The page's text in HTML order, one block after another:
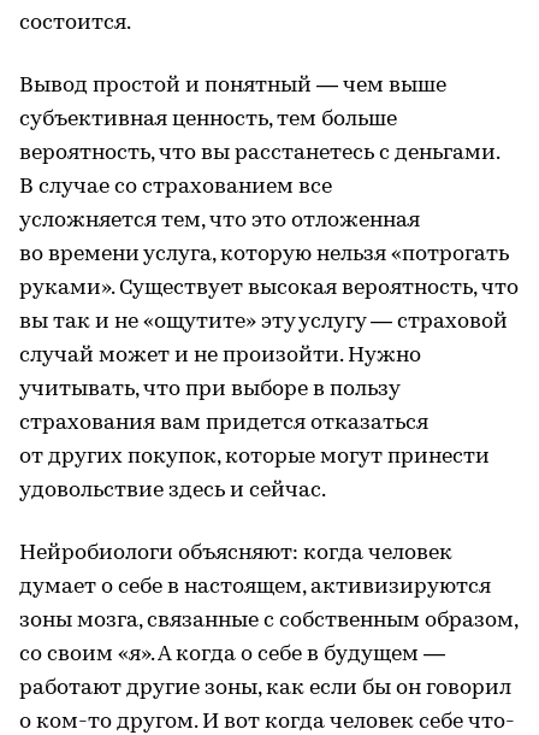
состоится.
Вывод простой и понятный — чем выше
субъективная ценность, тем больше
вероятность, что вы расстанетесь с деньгами.
В случае со страхованием все
усложняется тем, что это отложенная
во времени услуга, которую нельзя «потрогать
руками». Существует высокая вероятность, что
вы так и не «ощутите» эту услугу — страховой
случай может и не произойти. Нужно
учитывать, что при выборе в пользу
страхования вам придется отказаться
от других покупок, которые могут принести
удовольствие здесь и сейчас.
Нейробиологи объясняют: когда человек
думает о себе в настоящем, активизируются
зоны мозга, связанные с собственным образом,
со своим «я». А когда о себе в будущем —
работают другие зоны, как если бы он говорил
о ком-то другом. И вот когда человек себе что-